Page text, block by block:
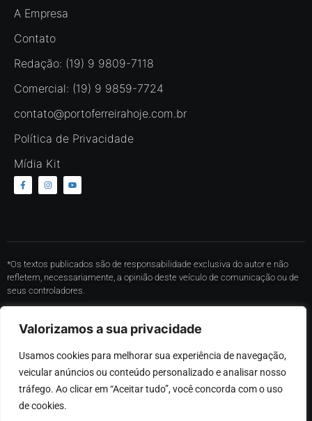
Valorizamos a sua privacidade
Usamos cookies para melhorar sua experiência de navegação,
veicular anúncios ou conteúdo personalizado e analisar nosso
tráfego. Ao clicar em “Aceitar tudo”, você concorda com o uso
de cookies.
A Empresa
Contato
Redação: (19) 9 9809-7118
Comercial: (19) 9 9859-7724
contato@portoferreirahoje.com.br
Política de Privacidade
Mídia Kit
*Os textos publicados são de responsabilidade exclusiva do autor e não
refletem, necessariamente, a opinião deste veículo de comunicação ou de
seus controladores.
Nos reservamos ao direito de reprovar ou eliminar comentários em
*Proibida a reprodução total ou parcial, cópia ou distribuição do conteúdo,
sem autorização expressa por parte desse portal.
©2026Desenvolvido por MRC Sistemas – Desenvolvimento